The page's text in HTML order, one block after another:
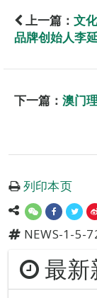
上一篇： 文
品牌创始人李
下一篇： 澳门
列印本页
NEWS-1-5-
最新